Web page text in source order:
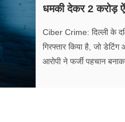
धम​की देकर 2 करोड़
Ciber Crime: दिल्ली के
गिरफ्तार किया है, जो डेटिंग
आरोपी ने फर्जी पहचान